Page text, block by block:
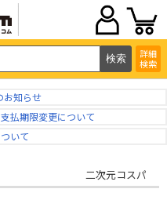
詳細
検索
お知らせ
払期限変更について
いて
二次元コスパ